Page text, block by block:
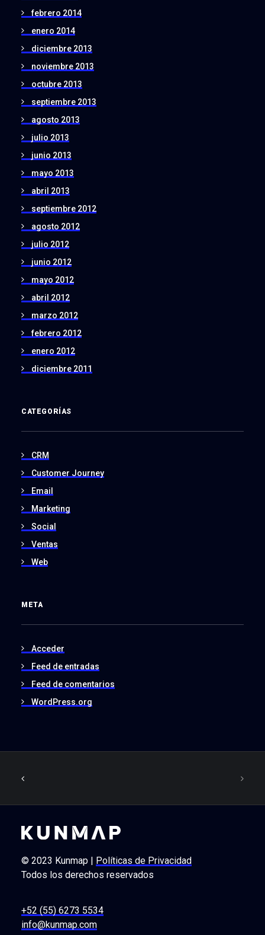
febrero 2014
enero 2014
diciembre 2013
noviembre 2013
octubre 2013
septiembre 2013
agosto 2013
julio 2013
junio 2013
mayo 2013
abril 2013
septiembre 2012
agosto 2012
julio 2012
junio 2012
mayo 2012
abril 2012
marzo 2012
febrero 2012
enero 2012
diciembre 2011
CATEGORÍAS
CRM
Customer Journey
Email
Marketing
Social
Ventas
Web
META
Acceder
Feed de entradas
Feed de comentarios
WordPress.org
© 2023 Kunmap | Políticas de Privacidad
Todos los derechos reservados
+52 (55) 6273 5534
info@kunmap.com